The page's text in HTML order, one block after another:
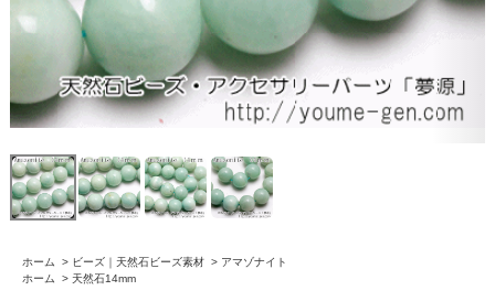
ホーム > ビーズ｜天然石ビーズ素材 > アマゾナイト
ホーム
> 天然石14mm